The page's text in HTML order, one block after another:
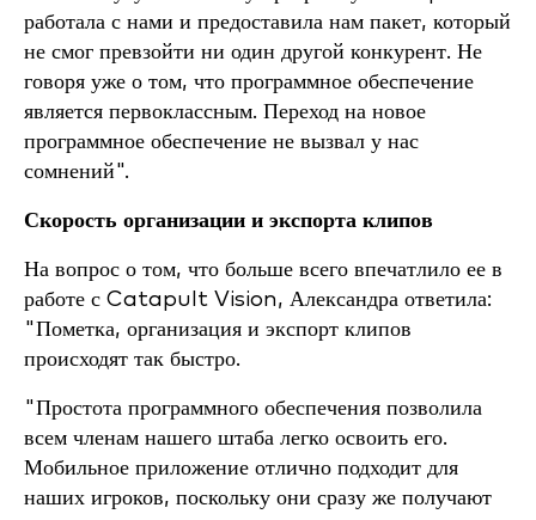
работала с нами и предоставила нам пакет, который
не смог превзойти ни один другой конкурент. Не
говоря уже о том, что программное обеспечение
является первоклассным. Переход на новое
программное обеспечение не вызвал у нас
сомнений".
Скорость организации и экспорта клипов
На вопрос о том, что больше всего впечатлило ее в
работе с Catapult Vision, Александра ответила:
"Пометка, организация и экспорт клипов
происходят так быстро.
"Простота программного обеспечения позволила
всем членам нашего штаба легко освоить его.
Мобильное приложение отлично подходит для
наших игроков, поскольку они сразу же получают